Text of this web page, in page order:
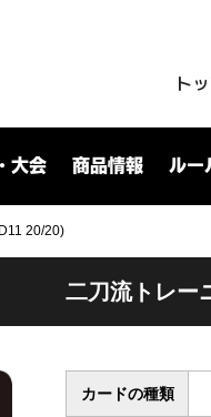
ト
大会 商品情報 ルー
20/20)
二刀流トレー
カードの種類